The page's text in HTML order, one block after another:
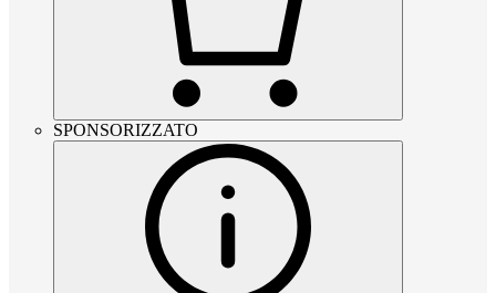
SPONSORIZZATO